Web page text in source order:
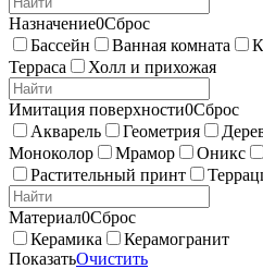
Назначение0Сброс
Бассейн
Ванная комната
Терраса
Холл и прихожая
Имитация поверхности0Сброс
Акварель
Геометрия
Моноколор
Мрамор Оникс
Растительный принт
Материал0Сброс
Керамика
Керамогранит
ПоказатьОчистить